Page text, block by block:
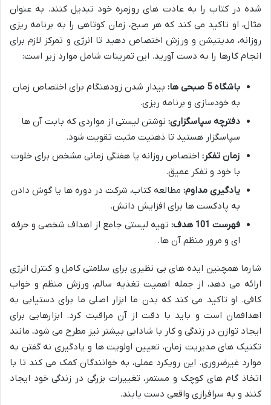
شده در کتاب را به عادت های روزمره خود تبدیل کنند. به عنوان
مثال، او تاکید می کند که هر صبح، زمان کوتاهی را به برنامه ریزی
روزانه، مدیتیشن و ورزش اختصاص دهید تا انرژی و تمرکز لازم برای
انجام کارها را به دست آورید. این تمرینات شامل موارد زیر است:
باشگاه 5 صبحی ها:
بیدار شدن زودهنگام برای اختصاص زمان
به خودسازی و برنامه ریزی.
دفترچه سپاسگزاری: نوشتن لیستی از مواردی که بابت آن ها
سپاسگزار هستید تا ذهنیت مثبت تقویت شود.
زمان تفکر: اختصاص روزانه یا هفتگی زمانی مشخص برای خلوت
با خود و تفکر عمیق.
یادگیری مداوم: مطالعه کتاب، شرکت در دوره ها یا گوش دادن
به پادکست ها برای افزایش دانش.
فهرست 101 هدف:
تهیه لیستی جامع از اهداف شخصی و حرفه
ای و مرور منظم آن ها.
شارما همچنین ایده های بی نظیری برای سلامتی کامل و کنترل انرژی
ارائه می دهد، از جمله اهمیت تغذیه سالم، ورزش منظم و خواب
کافی. او تاکید می کند که بدن ما ابزار اصلی ما برای دستیابی به
اهدافمان است و باید با دقت از آن مراقبت کرد. ابزارهایی برای
ایجاد توازن در زندگی و کار با شادابی بیشتر نیز مطرح می شود، مانند
تکنیک های مدیریت زمان، تعیین اولویت ها و یادگیری نه گفتن به
موارد غیرضروری. این رویکرد عملی، به خوانندگان کمک می کند تا با
اتخاذ گام های کوچک و مستمر، تغییرات بزرگی در زندگی خود ایجاد
کنند و به سرافرازی واقعی دست یابند.